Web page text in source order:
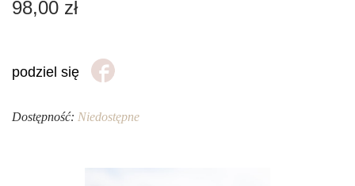
98,00 zł
podziel się
Dostępność: Niedostępne